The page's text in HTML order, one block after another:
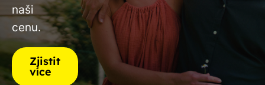
naši
cenu.
Zjistit
více